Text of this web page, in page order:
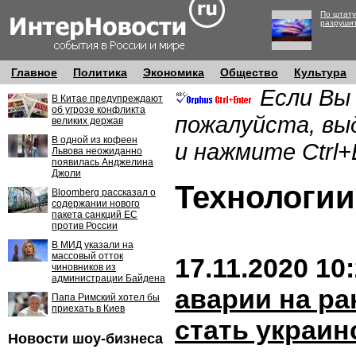
По
Главное Политика Экономика Общество Культура
В Китае предупреждают
об угрозе конфликта
великих держав
В одной из кофеен
Львова неожиданно
появилась Анджелина
Джоли
Bloomberg рассказал о
содержании нового
пакета санкций ЕС
против России
В МИД указали на
массовый отток
чиновников из
администрации Байдена
Папа Римский хотел бы
приехать в Киев
Новости шоу-бизнеса
Если Вы
пожалуйста,
и нажмите
17.11.2020
аварии на
стать